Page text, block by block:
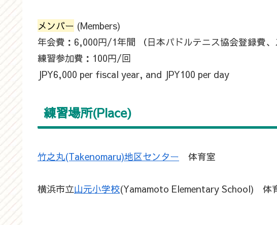
メンバー (Members)
年会費：6,000円/1年間 （日本パドルテニス協会登録費、
練習参加費：100円/回
JPY6,000 per fiscal year, and JPY100 per day
練習場所(Place)
竹之丸(Takenomaru)地区センター 体育室
横浜市立山元小学校(Yamamoto Elementary School) 体